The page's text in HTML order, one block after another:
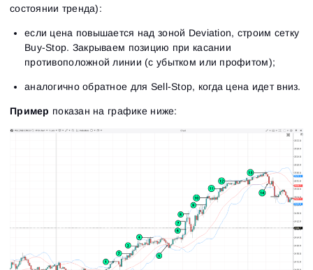
состоянии тренда):
если цена повышается над зоной Deviation, строим сетку
Buy-Stop. Закрываем позицию при касании
противоположной линии (с убытком или профитом);
аналогично обратное для Sell-Stop, когда цена идет вниз.
Пример показан на графике ниже:
Восстановить пароль
Введи адрес электронной почты, и мы отправим
ссылку для создания нового пароля.
Email
Регистрация
Я хочу получать специальные предложения от
ATAS
Я принимаю:Terms of use